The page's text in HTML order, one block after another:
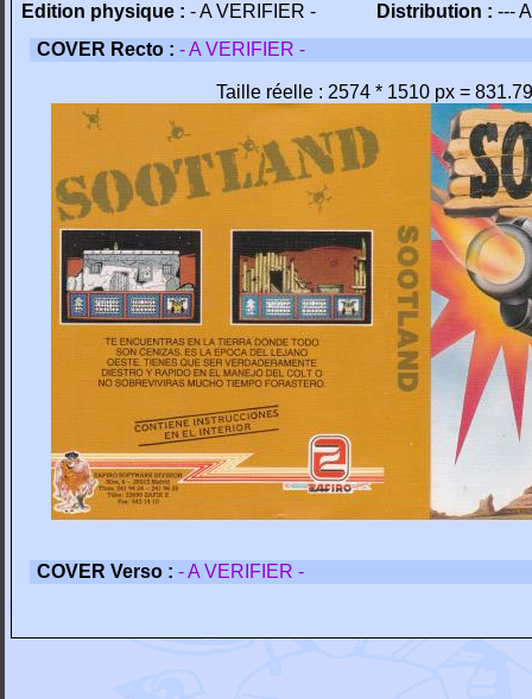
Edition physique : - A VERIFIER - Distribution : ---
COVER Recto : - A VERIFIER -
Taille réelle : 2574 * 1510 px =
COVER Verso : - A VERIFIER -